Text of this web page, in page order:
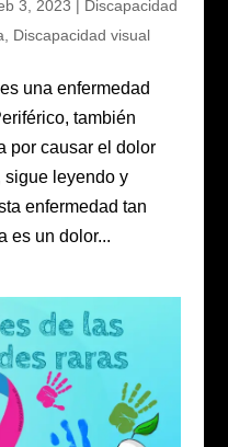
3, 2023 | Discapacidad
Discapacidad visual
una enfermedad
también
por causar el dolor
sigue leyendo y
enfermedad tan
es un dolor...